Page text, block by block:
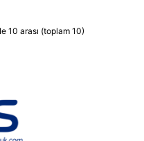
10 arası (toplam 10)